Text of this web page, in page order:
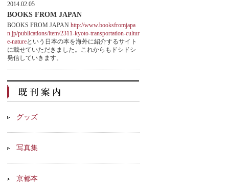
2014.02.05
BOOKS FROM JAPAN
BOOKS FROM JAPAN http://www.booksfromjapa
n.jp/publications/item/2311-kyoto-transportation-cultur
e-natureという日本の本を海外に紹介するサイト
に載せていただきました。これからもドシドシ
発信していきます。
グッズ
写真集
京都本